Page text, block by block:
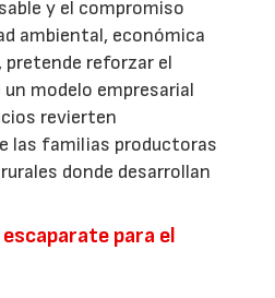
y el compromiso
ambiental, económica
pretende reforzar el
modelo empresarial
revierten
las familias productoras
donde desarrollan
para el